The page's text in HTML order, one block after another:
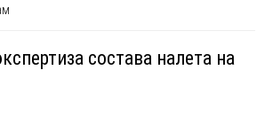
состава налета на